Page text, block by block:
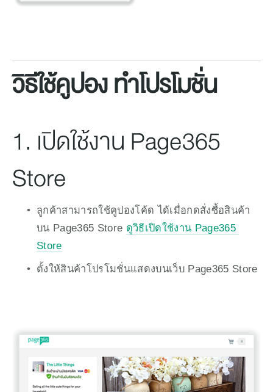
วิธีใช้คูปอง ทำโปรโมชั่น
1. เปิดใช้งาน Page365
Store
ลูกค้าสามารถใช้คูปองโค้ด ได้เมื่อกดสั่งซื้อสินค้า
บน Page365 Store ดูวิธีเปิดใช้งาน Page365
Store
ตั้งให้สินค้าโปรโมชั่นแสดงบนเว็บ Page365 Store